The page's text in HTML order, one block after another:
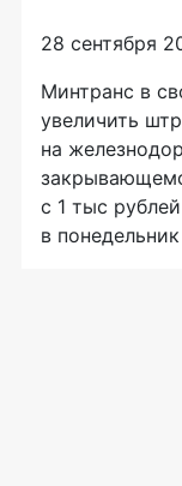
28 сентября
Минтранс в
увеличить
на
с 1 тыс
в